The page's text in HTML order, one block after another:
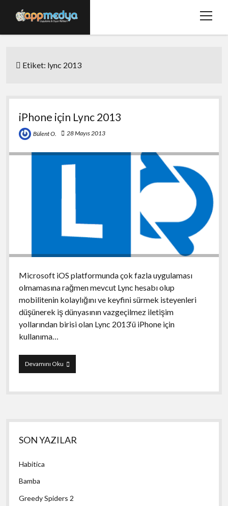
menüyü
Hakkımızda
twitterfacebook
Etiket: lync 2013
iPhone için Lync 2013
Bülent O. 28 Mayıs 2013
Microsoft iOS platformunda çok fazla uygulaması
olmamasına rağmen mevcut Lync hesabı olup
mobilitenin kolaylığını ve keyfini sürmek isteyenleri
düşünerek iş dünyasının vazgeçilmez iletişim
yollarından birisi olan Lync 2013‘ü iPhone için
kullanıma…
Devamını OkuiPhone
için
2013
Yan
Menü
SON YAZILAR
Habitica
Bamba
Greedy Spiders 2